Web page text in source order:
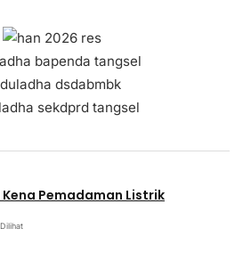
Pemadaman Listrik